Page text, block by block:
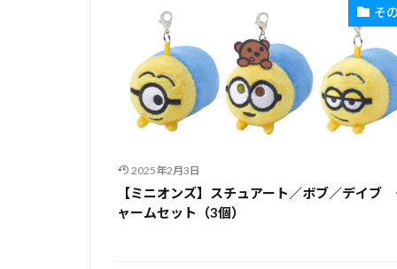
そ
2025年2月3日
【ミニオンズ】スチュアート／ボブ／デイブ
ャームセット（3個）